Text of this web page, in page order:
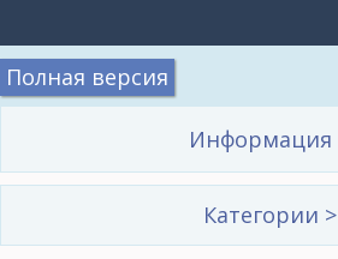
Информация
Полная версия
Категории >